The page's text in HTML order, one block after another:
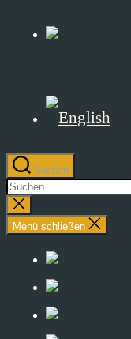
Suchen
Suchen
nach:
Suche
schließen
Menü schließen